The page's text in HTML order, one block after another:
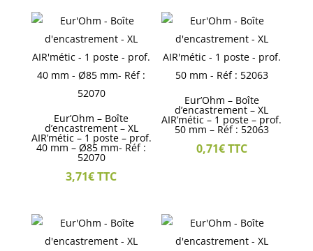
Eur’Ohm – Boîte
d’encastrement – XL
AIR’métic – 1 poste – prof.
40 mm – Ø85 mm- Réf :
52070
3,71€TTC
Eur’Ohm – Boîte
d’encastrement – XL
AIR’métic – 1 poste – prof.
50 mm – Réf : 52063
0,71€TTC